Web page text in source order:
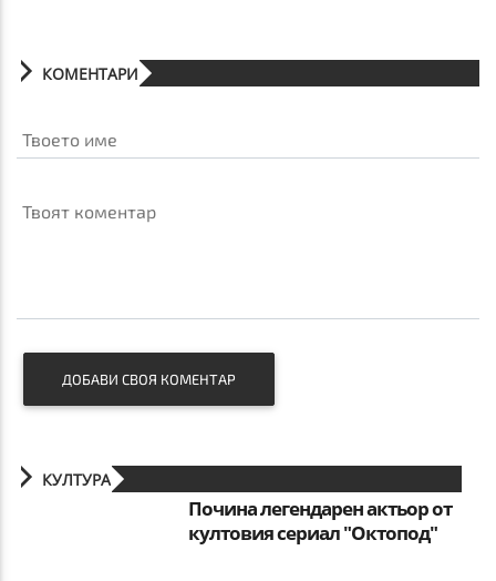
КОМЕНТАРИ
Твоето име
Твоят коментар
ДОБАВИ СВОЯ КОМЕНТАР
КУЛТУРА
Почина легендарен актьор от
култовия сериал "Октопод"